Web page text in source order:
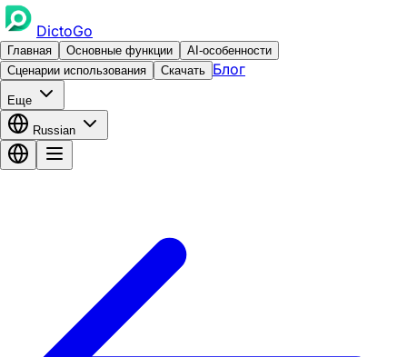
DictoGo
Главная Основные функции
AI-особенности
Сценарии использования
Скачать Блог
Еще
Russian